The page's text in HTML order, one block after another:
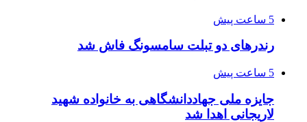
5 ساعت پیش
رندرهای دو تبلت سامسونگ فاش شد
5 ساعت پیش
جایزه ملی جهاددانشگاهی به خانواده شهید
لاریجانی اهدا شد